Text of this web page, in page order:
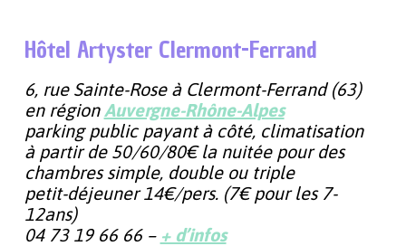
Hôtel Artyster Clermont-Ferrand
6, rue Sainte-Rose à Clermont-Ferrand (63)
en régionAuvergne-Rhône-Alpes
parking public payant à côté, climatisation
à partir de 50/60/80€ la nuitée pour des
chambres simple, double ou triple
petit-déjeuner 14€/pers. (7€ pour les 7-
12ans)
04 73 19 66 66 – + d’infos